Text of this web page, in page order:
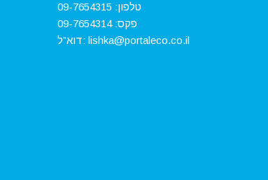
טלפון: 09-7654315‏
פקס:09-7654314
דוא”ל: lishka@portaleco.co.il